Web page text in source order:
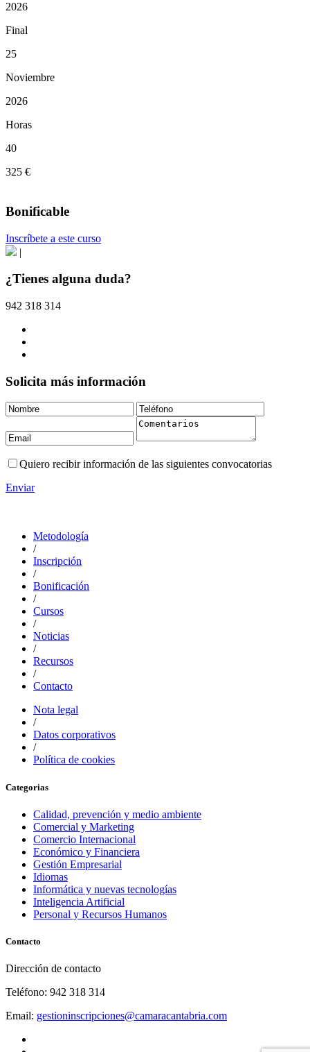
2026
Final
25
Noviembre
2026
Horas
40
325 €
Bonificable
Inscríbete a este curso
|
¿Tienes alguna duda?
942 318 314
Solicita más información
Quiero recibir información de las siguientes convocatorias
Enviar
Metodología
/
Inscripción
/
Bonificación
/
Cursos
/
Noticias
/
Recursos
/
Contacto
Nota legal
/
Datos corporativos
/
Política de cookies
Categorias
Calidad, prevención y medio ambiente
Comercial y Marketing
Comercio Internacional
Económico y Financiera
Gestión Empresarial
Idiomas
Informática y nuevas tecnologías
Inteligencia Artificial
Personal y Recursos Humanos
Contacto
Dirección de contacto
Teléfono: 942 318 314
Email: gestioninscripciones@camaracantabria.com